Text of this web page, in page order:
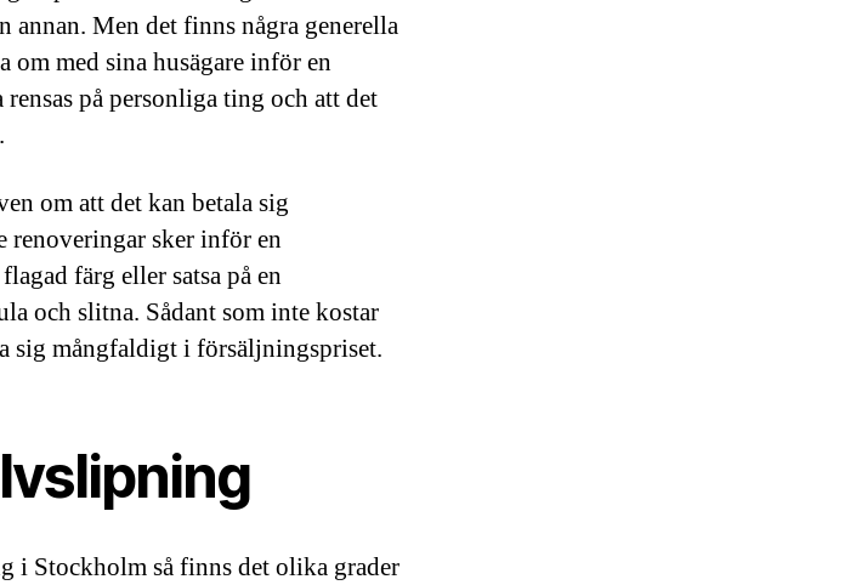
annan. Men det finns några generella
om med sina husägare inför en
på personliga ting och att det
om att det kan betala sig
sker inför en
färg eller satsa på en
och slitna. Sådant som inte kostar
sig mångfaldigt i försäljningspriset.
i Stockholm så finns det olika grader